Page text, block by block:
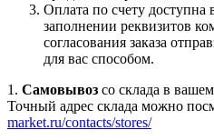
Оплата по счету
заполнении реквизитов
согласования заказа
для вас способом.
1. Самовывоз со склада в
Точный адрес склада можно
market.ru/contacts/stores/